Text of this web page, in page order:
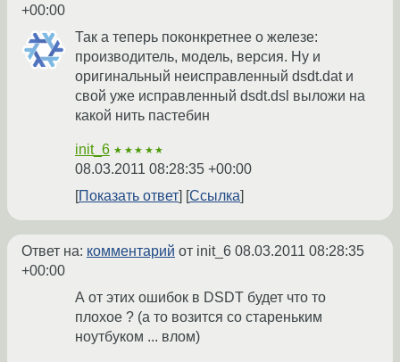
+00:00
Так а теперь поконкретнее о железе:
производитель, модель, версия. Ну и
оригинальный неисправленный dsdt.dat и
свой уже исправленный dsdt.dsl выложи на
какой нить пастебин
init_6 ★★★★★
08.03.2011 08:28:35 +00:00
Показать ответ
Ссылка
Ответ на: комментарий от init_6 08.03.2011 08:28:35
+00:00
А от этих ошибок в DSDT будет что то
плохое ? (а то возится со стареньким
ноутбуком ... влом)